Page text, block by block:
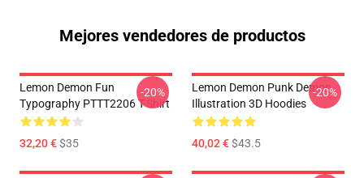
Mejores vendedores de productos
Lemon Demon Fun
Typography PTTT2206 T-Shirt
32,20 €$35
-20%
Lemon Demon Punk Demon
Illustration 3D Hoodies
40,02 €$43.5
-20%